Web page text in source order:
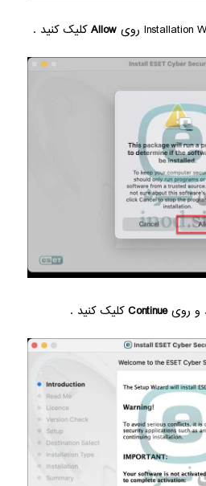
Allowکلیک کنید .
و رویContinueکلیک کنید .